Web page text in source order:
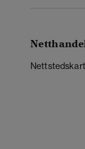
Nettstedskart